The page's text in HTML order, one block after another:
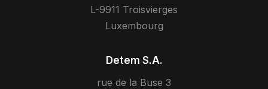
L-9911 Troisvierges
Luxembourg
Detem S.A.
rue de la Buse 3